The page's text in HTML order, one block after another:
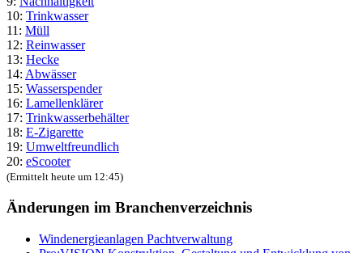
10: Trinkwasser
11: Müll
12: Reinwasser
13: Hecke
14: Abwässer
15: Wasserspender
16: Lamellenklärer
17: Trinkwasserbehälter
18: E-Zigarette
19: Umweltfreundlich
20: eScooter
(Ermittelt heute um 12:45)
Änderungen im Branchenverzeichnis
Windenergieanlagen Pachtverwaltung